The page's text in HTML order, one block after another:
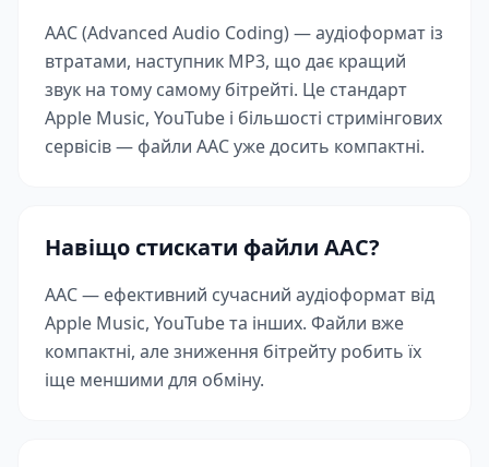
AAC (Advanced Audio Coding) — аудіоформат із
втратами, наступник MP3, що дає кращий
звук на тому самому бітрейті. Це стандарт
Apple Music, YouTube і більшості стримінгових
сервісів — файли AAC уже досить компактні.
Навіщо стискати файли AAC?
AAC — ефективний сучасний аудіоформат від
Apple Music, YouTube та інших. Файли вже
компактні, але зниження бітрейту робить їх
іще меншими для обміну.